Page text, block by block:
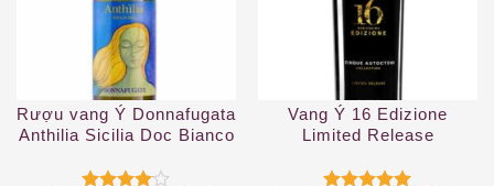
Rượu vang Ý Donnafugata
Anthilia Sicilia Doc Bianco
Vang Ý 16 Edizione
Limited Release